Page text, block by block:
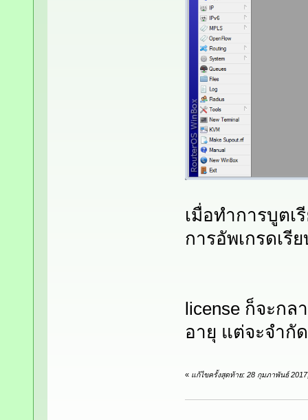
เมื่อทำการบูตเ
การอัพเกรดเรี
license ก็จะกล
อายุ แต่จะจำกั
« แก้ไขครั้งสุดท้าย: 28 กุมภาพันธ์